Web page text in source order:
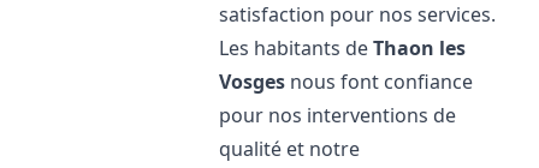
satisfaction pour nos services.
Les habitants deThaon les
Vosges nous font confiance
pour nos interventions de
qualité et notre